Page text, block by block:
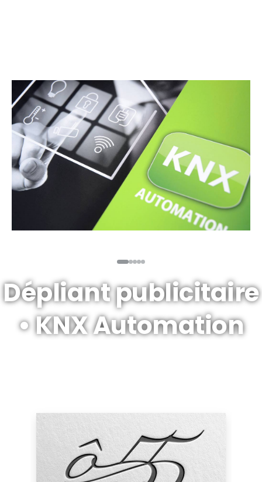
Dépliantpublicitaire
•KNXAutomation